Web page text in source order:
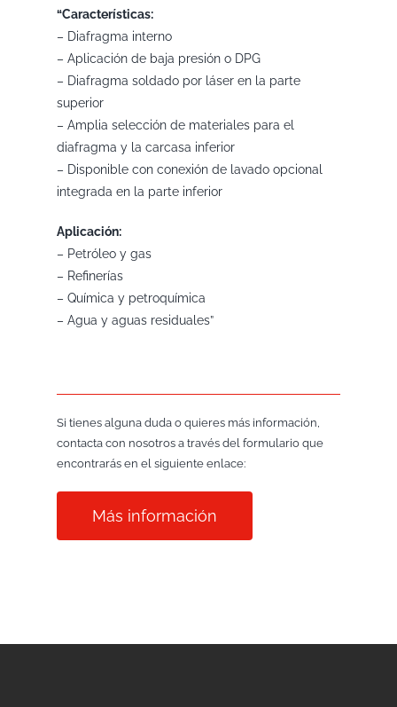
“Características:
– Diafragma interno
– Aplicación de baja presión o DPG
– Diafragma soldado por láser en la parte
superior
– Amplia selección de materiales para el
diafragma y la carcasa inferior
– Disponible con conexión de lavado opcional
integrada en la parte inferior
Aplicación:
– Petróleo y gas
– Refinerías
– Química y petroquímica
– Agua y aguas residuales”
Si tienes alguna duda o quieres más información,
contacta con nosotros a través del formulario que
encontrarás en el siguiente enlace:
Más información